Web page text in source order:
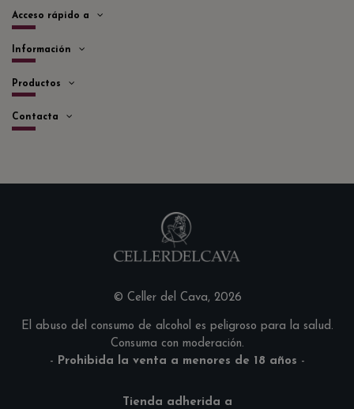
Acceso rápido a
Información
Productos
Contacta
© Celler del Cava, 2026
El abuso del consumo de alcohol es peligroso para la salud.
Consuma con moderación.
- Prohibida la venta a menores de 18 años -
Tienda adherida a